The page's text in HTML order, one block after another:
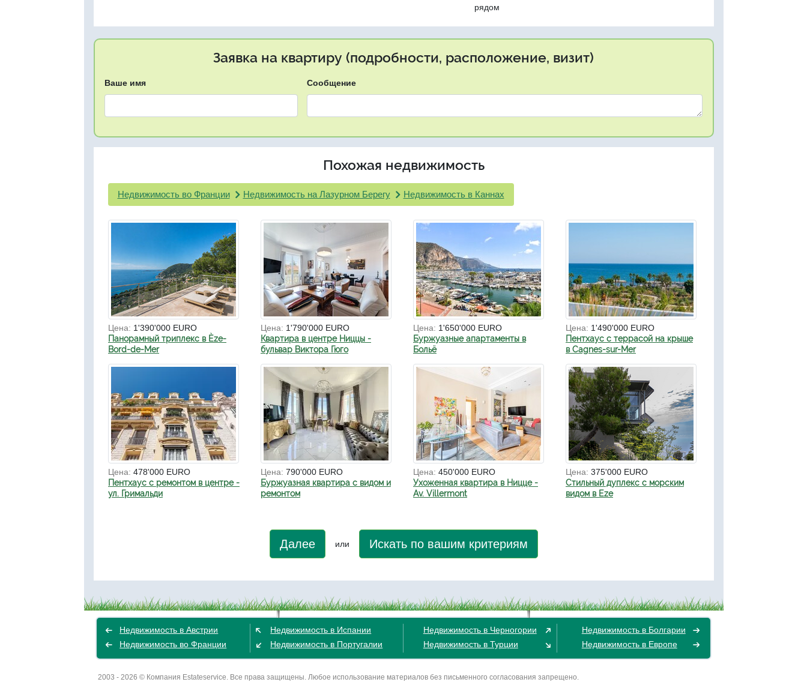
рядом
Заявка на квартиру (подробности, расположение, визит)
Ваше имя Сообщение
Похожая недвижимость
Недвижимость во Франции Недвижимость на Лазурном Берегу Недвижимость в Каннах
Цена: 1'390'000 EURO
Панорамный триплекс в Èze-
Bord-de-Mer
Цена: 1'790'000 EURO
Квартира в центре Ниццы -
бульвар Виктора Гюго
Цена: 1'650'000 EURO
Буржуазные апартаменты в
Больё
Цена: 1'490'000 EURO
Пентхаус с террасой на крыше
в Cagnes-sur-Mer
Цена: 478'000 EURO
Пентхаус с ремонтом в центре -
ул. Гримальди
Цена: 790'000 EURO
Буржуазная квартира с видом и
ремонтом
Цена: 450'000 EURO
Ухоженная квартира в Ницце -
Av. Villermont
Цена: 375'000 EURO
Стильный дуплекс с морским
видом в Eze
Далее или Искать по вашим критериям
Недвижимость в Австрии
Недвижимость во Франции
Недвижимость в Испании
Недвижимость в Португалии
Недвижимость в Черногории
Недвижимость в Турции
Недвижимость в Болгарии
Недвижимость в Европе
2003 - 2026 © Компания Estateservice. Все права защищены. Любое использование материалов без письменного согласования запрещено.